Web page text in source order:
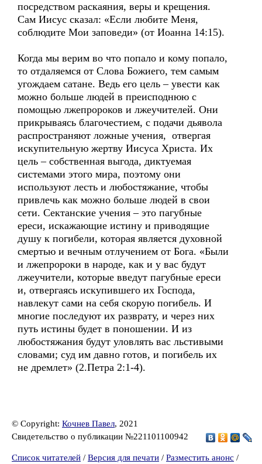
посредством раскаяния, веры и крещения.
Сам Иисус сказал: «Если любите Меня,
соблюдите Мои заповеди» (от Иоанна 14:15).
Когда мы верим во что попало и кому попало,
то отдаляемся от Слова Божиего, тем самым
угождаем сатане. Ведь его цель – увести как
можно больше людей в преисподнюю с
помощью лжепророков и лжеучителей. Они
прикрываясь благочестием, с подачи дьявола
распространяют ложные учения, отвергая
искупительную жертву Иисуса Христа. Их
цель – собственная выгода, диктуемая
системами этого мира, поэтому они
используют лесть и любостяжание, чтобы
привлечь как можно больше людей в свои
сети. Сектанские учения – это пагубные
ереси, искажающие истину и приводящие
душу к погибели, которая является духовной
смертью и вечным отлучением от Бога. «Были
и лжепророки в народе, как и у вас будут
лжеучители, которые введут пагубные ереси
и, отвергаясь искупившего их Господа,
навлекут сами на себя скорую погибель. И
многие последуют их разврату, и через них
путь истины будет в поношении. И из
любостяжания будут уловлять вас льстивыми
словами; суд им давно готов, и погибель их
не дремлет» (2.Петра 2:1-4).
© Copyright: Кочнев Павел, 2021
Свидетельство о публикации №221101100942
Список читателей / Версия для печати / Разместить анонс /